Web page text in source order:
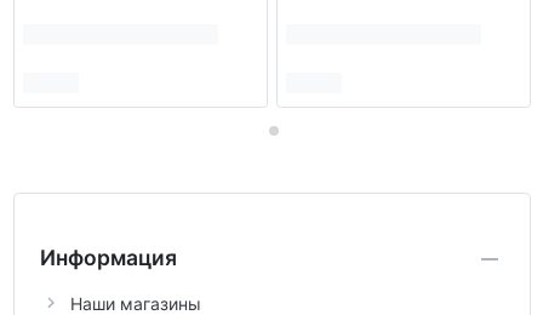
Информация
Наши магазины